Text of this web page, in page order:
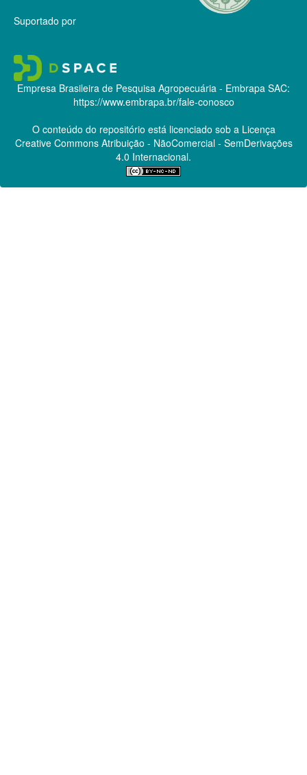
Suportado por
Empresa Brasileira de Pesquisa Agropecuária - Embrapa SAC:
https://www.embrapa.br/fale-conosco
O conteúdo do repositório está licenciado sob a Licença
Creative CommonsAtribuição - NãoComercial - SemDerivações
4.0 Internacional.